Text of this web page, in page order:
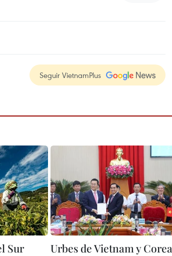
Seguir VietnamPlus
Sur
Urbes de Vietnam y Corea